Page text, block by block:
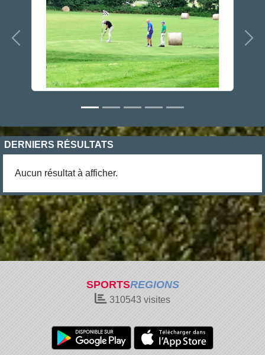
Précedent
DERNIERS RÉSULTATS
Aucun résultat à afficher.
SPORTSREGIONS
310543 visites